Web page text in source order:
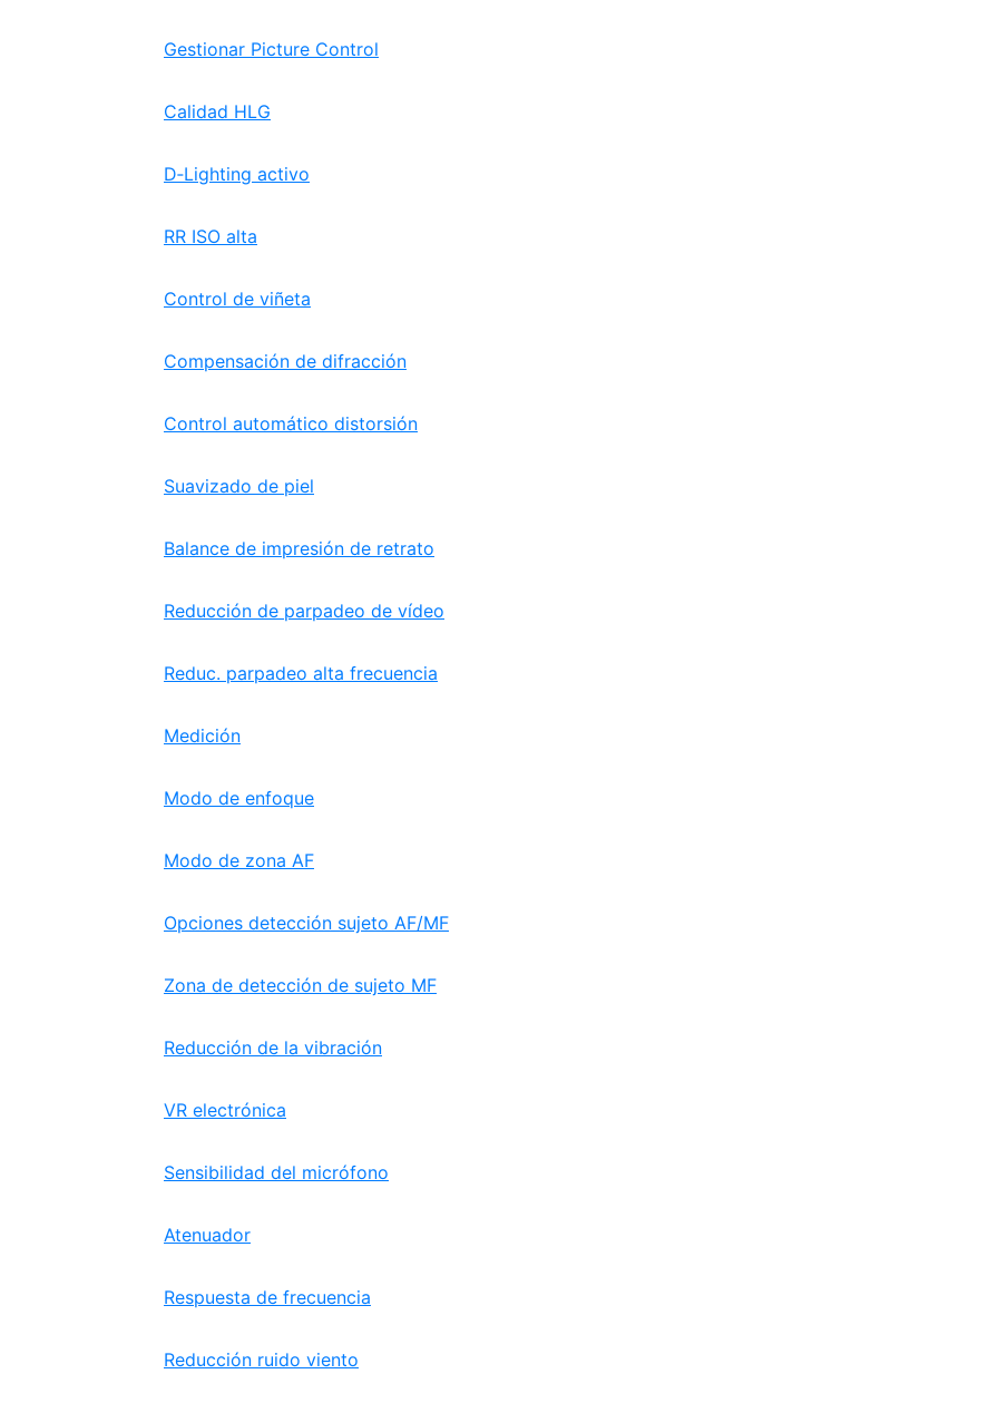
Gestionar Picture Control
Calidad HLG
D‑Lighting activo
RR ISO alta
Control de viñeta
Compensación de difracción
Control automático distorsión
Suavizado de piel
Balance de impresión de retrato
Reducción de parpadeo de vídeo
Reduc. parpadeo alta frecuencia
Medición
Modo de enfoque
Modo de zona AF
Opciones detección sujeto AF/MF
Zona de detección de sujeto MF
Reducción de la vibración
VR electrónica
Sensibilidad del micrófono
Atenuador
Respuesta de frecuencia
Reducción ruido viento